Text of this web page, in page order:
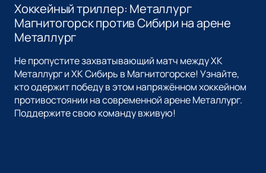
Хоккейный триллер: Металлург
Магнитогорск против Сибири на арене
Металлург
Не пропустите захватывающий матч между ХК
Металлург и ХК Сибирь в Магнитогорске! Узнайте,
кто одержит победу в этом напряжённом хоккейном
противостоянии на современной арене Металлург.
Поддержите свою команду вживую!